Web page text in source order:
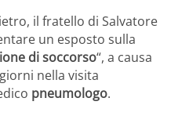
il fratello di Salvatore
un esposto sulla
di soccorso“, a causa
nella visita
pneumologo.